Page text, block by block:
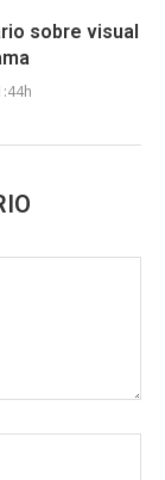
sobre visual